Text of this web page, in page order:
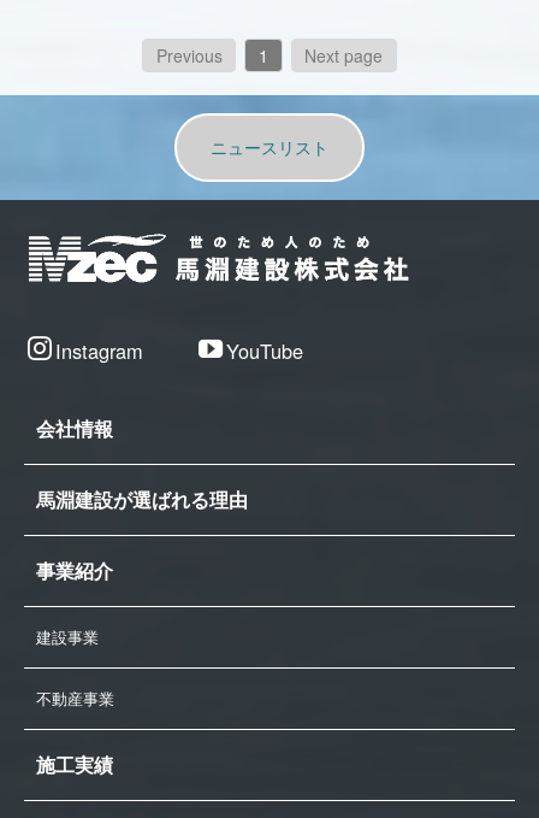
Previous Next page
1
ニュースリスト
Instagram YouTube
会社情報
馬淵建設が選ばれる理由
事業紹介
建設事業
不動産事業
施工実績